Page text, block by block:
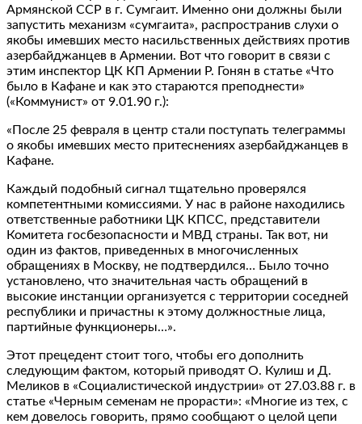
Армянской ССР в г. Сумгаит. Именно они должны были
запустить механизм «сумгаита», распространив слухи о
якобы имевших место насильственных действиях против
азербайджанцев в Армении. Вот что говорит в связи с
этим инспектор ЦК КП Армении Р. Гонян в статье «Что
было в Кафане и как это стараются преподнести»
(«Коммунист» от 9.01.90 г.):
«После 25 февраля в центр стали поступать телеграммы
о якобы имевших место притеснениях азербайджанцев в
Кафане.
Каждый подобный сигнал тщательно проверялся
компетентными комиссиями. У нас в районе находились
ответственные работники ЦК КПСС, представители
Комитета госбезопасности и МВД страны. Так вот, ни
один из фактов, приведенных в многочисленных
обращениях в Москву, не подтвердился… Было точно
установлено, что значительная часть обращений в
высокие инстанции организуется с территории соседней
республики и причастны к этому должностные лица,
партийные функционеры…».
Этот прецедент стоит того, чтобы его дополнить
следующим фактом, который приводят О. Кулиш и Д.
Меликов в «Социалистической индустрии» от 27.03.88 г. в
статье «Черным семенам не прорасти»: «Многие из тех, с
кем довелось говорить, прямо сообщают о целой цепи